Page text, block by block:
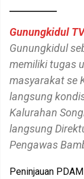
Gunungkidul TV
Gunungkidul
memiliki tugas
masyarakat se
langsung
Kalurahan
langsung
Pengawas
Peninjauan